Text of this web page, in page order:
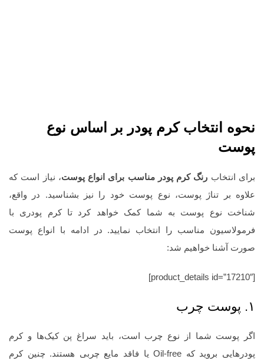
نحوه انتخاب کرم پودر بر اساس نوع
پوست
برای انتخاب رنگ کرم پودر مناسب برای انواع پوست، نیاز است که
علاوه بر تناژ پوست، نوع پوست خود را نیز بشناسید. در واقع،
شناخت نوع پوست به شما کمک خواهد کرد تا کرم پودری با
فرمولاسیون مناسب را انتخاب نمایید. در ادامه با انواع پوست
صورت آشنا خواهیم شد:
[product_details id=”17210″]
۱. پوست چرب
اگر پوست شما از نوع چرب است، باید سراغ پن کیک‌ها و کرم‌
پودرهایی بروید که Oil-free یا فاقد مایع چربی هستند. چنین کرم